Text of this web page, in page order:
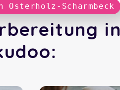
Osterholz-Scharmbeck